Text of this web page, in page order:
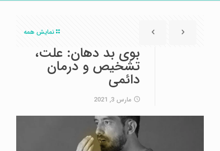
نمایش همه
بوی بد دهان: علت،
تشخیص و درمان
دائمی
مارس 3, 2021